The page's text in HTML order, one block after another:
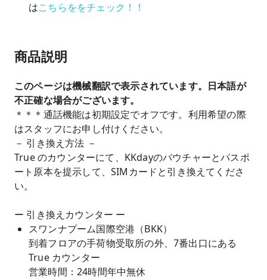
はこちらををチェック！！
商品説明
このページは機械翻訳で表示されています。日本語が
不正確な場合がございます。
＊＊＊通話機能は初期設定でオフです。利用希望の際
はスタッフにお申し付けください。
－ 引き換え方法 －
True のカウンターにて、KKdayのバウチャーとパスポ
ート原本を提示して、SIMカードと引き換えてくださ
い。
ー 引き換えカウンター ー
スワンナプーム国際空港（BKK）
到着フロアの手荷物受取所の外、7番出口にある
True カウンター
営業時間：24時間年中無休